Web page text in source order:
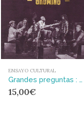
ENSAYO CULTURAL
Grandes preguntas : Crónicas I
15,00€